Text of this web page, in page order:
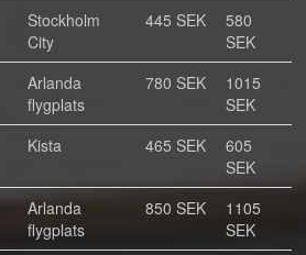
Stockholm
City
445 SEK
580
SEK
Arlanda
flygplats
780 SEK
1015
SEK
Kista 465 SEK
605
SEK
Arlanda
flygplats
850 SEK
1105
SEK